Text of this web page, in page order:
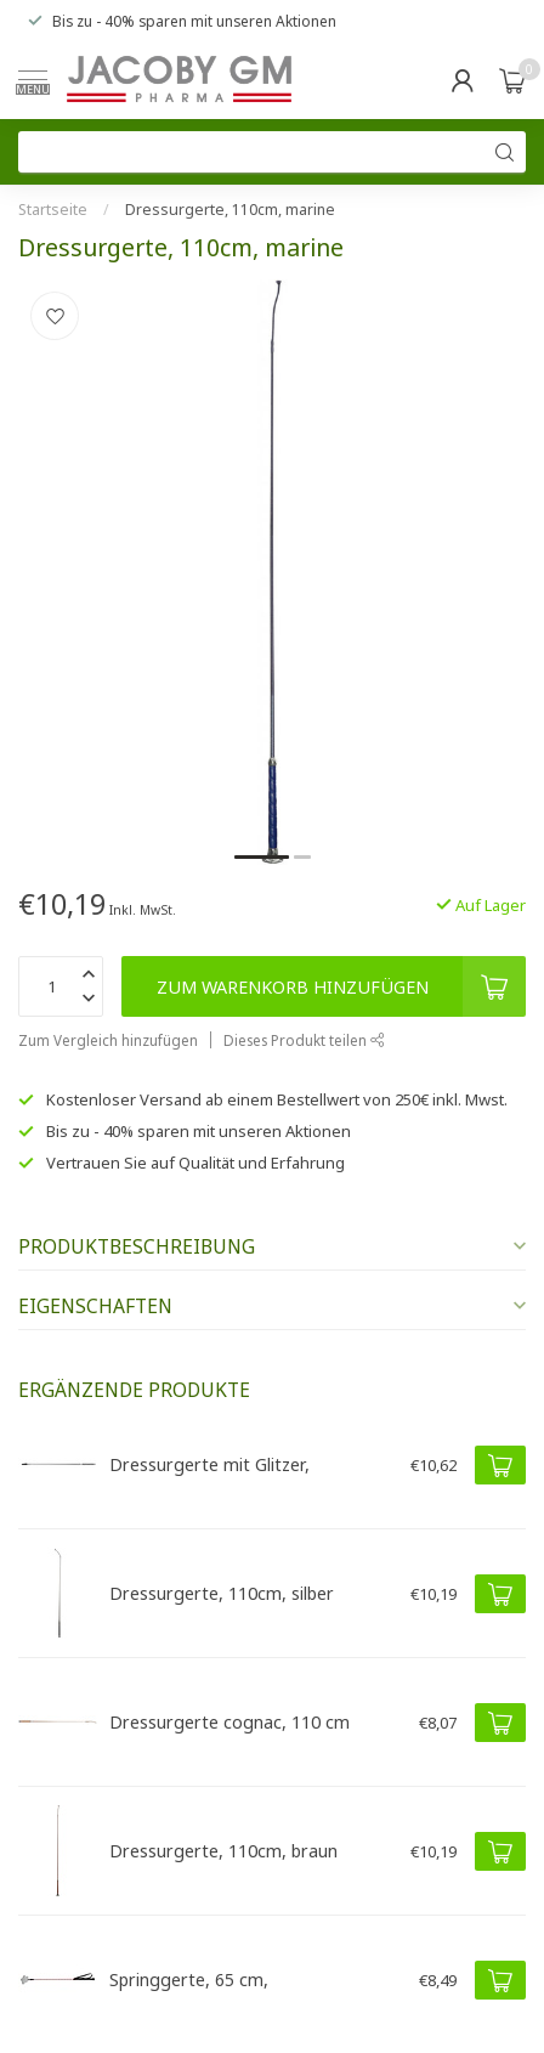
Bis zu - 40% sparen mit unseren Aktionen
MENU
0
Startseite / Dressurgerte, 110cm, marine
Dressurgerte, 110cm, marine
€10,19 Inkl. MwSt. Auf Lager
ZUM WARENKORB HINZUFÜGEN
Zum Vergleich hinzufügen Dieses Produkt teilen
Kostenloser Versand ab einem Bestellwert von 250€inkl. Mwst.
Bis zu - 40% sparen mit unseren Aktionen
Vertrauen Sie aufQualität und Erfahrung
PRODUKTBESCHREIBUNG
EIGENSCHAFTEN
ERGÄNZENDE PRODUKTE
Dressurgerte mit Glitzer, €10,62
Dressurgerte, 110cm, silber €10,19
Dressurgerte cognac, 110 cm €8,07
Dressurgerte, 110cm, braun €10,19
Springgerte, 65 cm, €8,49